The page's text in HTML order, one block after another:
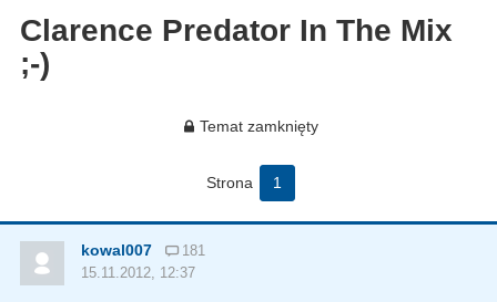
Clarence Predator In The Mix
;-)
Temat zamknięty
Strona 1
kowal007
181
15.11.2012, 12:37